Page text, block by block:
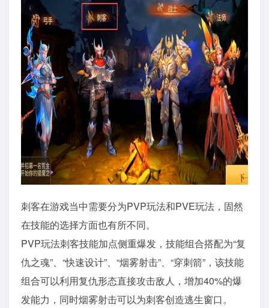
刺客在游戏当中需要分为PVP玩法和PVE玩法，固然
在技能的选择方面也有所不同。
PVP玩法刺客技能加点侧重爆发，技能组合搭配为“复
仇之魂”、“快速设计”、“烟雾射击”、“穿刺箭”，该技能
组合可以利用复仇形态直接攻击敌人，增加40%的爆
发能力，同时烟雾射击可以为刺客创造逃生窗口。